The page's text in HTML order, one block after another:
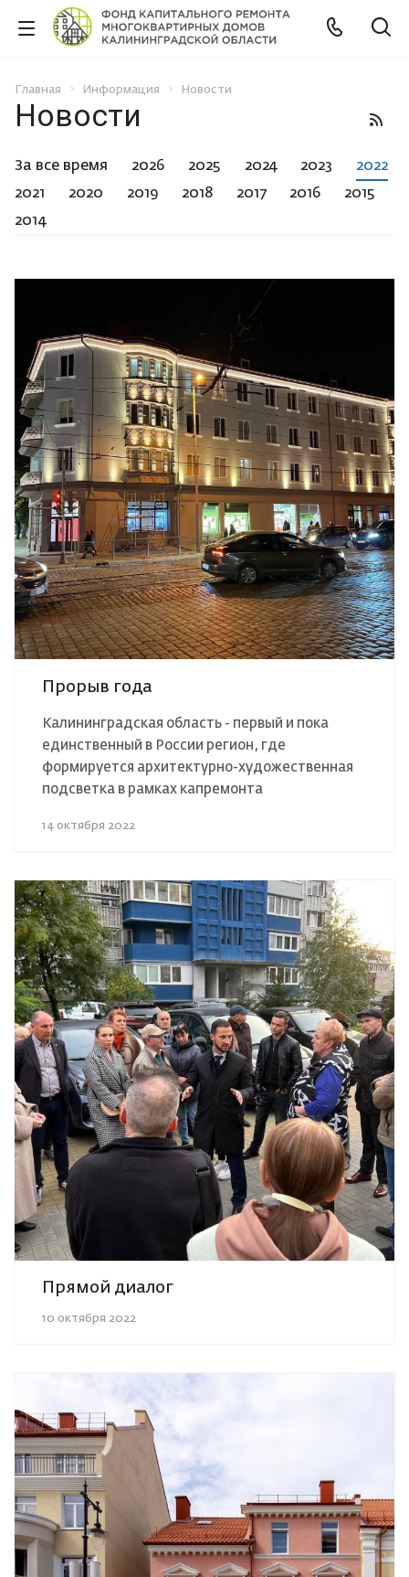
Главная Информация Новости
Новости
За все время 2026 2025 2024 2023
2022
2021
2020 2019 2018 2017 2016
2015
2014
Прорыв года
Калининградская область - первый и пока
единственный в России регион, где
формируется архитектурно-художественная
подсветка в рамках капремонта
14 октября 2022
Прямой диалог
10 октября 2022